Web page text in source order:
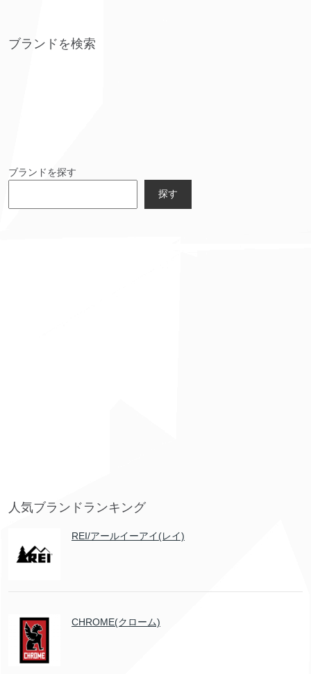
ブランドを検索
ブランドを探す
探す
人気ブランドランキング
REI/アールイーアイ(レイ)
CHROME(クローム)